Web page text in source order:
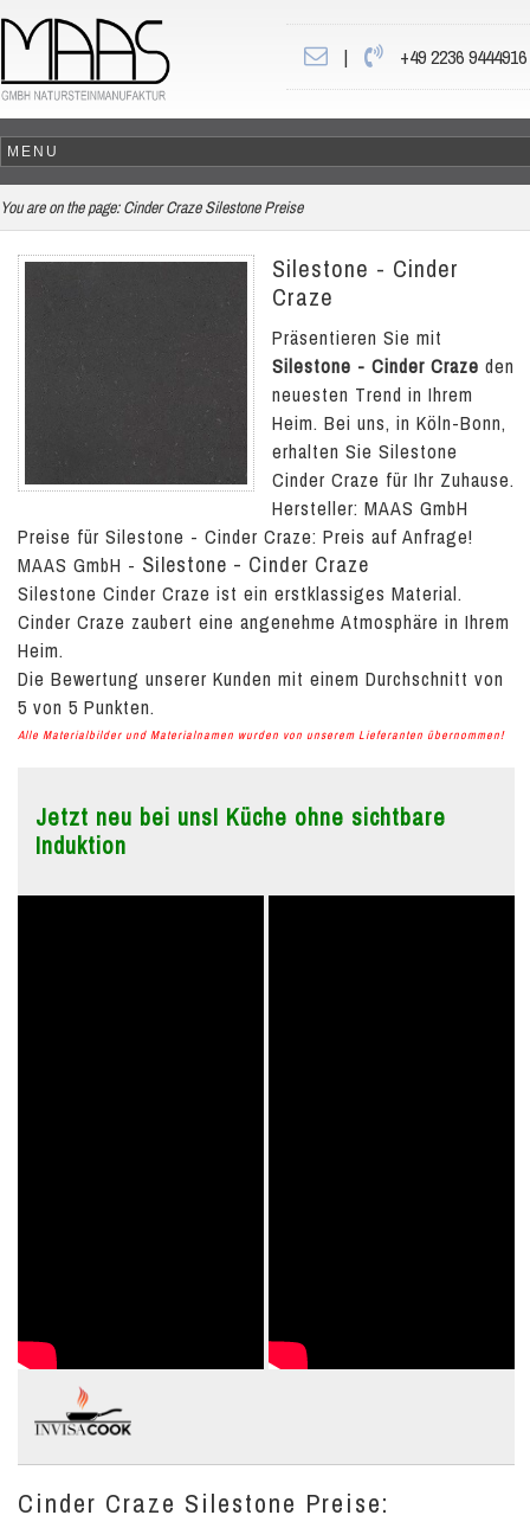
| +49 2236 9444916
You are on the page: Cinder Craze Silestone Preise
Silestone - Cinder
Craze
Präsentieren Sie mit
Silestone - Cinder Craze den
neuesten Trend in Ihrem
Heim. Bei uns, in Köln-Bonn,
erhalten Sie Silestone
Cinder Craze für Ihr Zuhause.
Hersteller: MAAS GmbH
Preise für Silestone - Cinder Craze: Preis auf Anfrage!
MAAS GmbH - Silestone - Cinder Craze
Silestone Cinder Craze ist ein erstklassiges Material.
Cinder Craze zaubert eine angenehme Atmosphäre in Ihrem
Heim.
Die Bewertung unserer Kunden mit einem Durchschnitt von
5 von 5 Punkten.
Alle Materialbilder und Materialnamen wurden von unserem Lieferanten übernommen!
Jetzt neu bei uns! Küche ohne sichtbare
Induktion
Cinder Craze Silestone Preise: